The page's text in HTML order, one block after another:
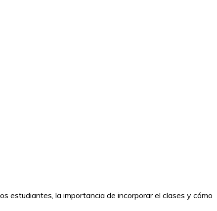
estudiantes, la importancia de incorporar el clases y cómo